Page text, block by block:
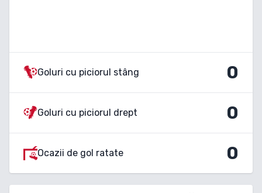
Goluri cu piciorul stâng 0
Goluri cu piciorul drept 0
Ocazii de gol ratate 0